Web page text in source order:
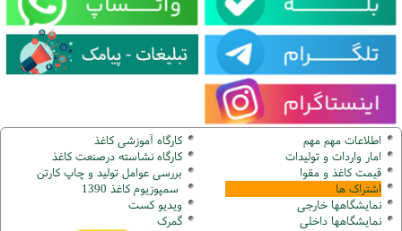
اطلاعات مهم مهم
امار واردات و تولیدات
قیمت کاغذ و مقوا
اشتراک ها
نمایشگاهها خارجی
نمایشگاهها داخلی
کارگاه آموزشی کاغذ
کارگاه نشاسته درصنعت کاغذ
بررسی عوامل تولید و چاپ کارتن
سمپوزیوم کاغذ 1390
ویدیو کست
گمرک